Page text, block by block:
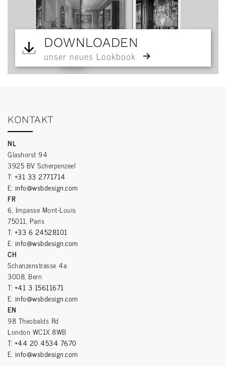
DOWNLOADEN
unser neues Lookbook
KONTAKT
NL
Glashorst 94
3925 BV Scherpenzeel
T: +31 33 2771714
E: info@wsbdesign.com
FR
6, Impasse Mont-Louis
75011, Paris
T: +33 6 24528101
E: info@wsbdesign.com
CH
Schanzenstrasse 4a
3008, Bern
T: +41 3 15611671
E: info@wsbdesign.com
EN
98 Theobalds Rd
London WC1X 8WB
T: +44 20 4534 7670
E: info@wsbdesign.com